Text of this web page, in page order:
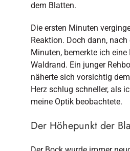
dem Blatten.
Die ersten Minuten
Reaktion. Doch dann,
Minuten, bemerkte ich eine
Waldrand. Ein junger
näherte sich vorsichtig
Herz schlug schneller, als
meine Optik beobachtete.
Der Höhepunkt der